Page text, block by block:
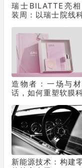
瑞士BILATTE亮
装周：以瑞士院线
挚荐
造物者：一场与
话，如何重塑软膜
新能源技术：构建